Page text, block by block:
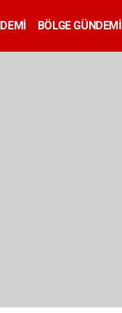
BÖLGE GÜNDEMİ